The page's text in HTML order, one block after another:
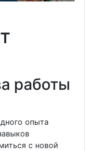
работы
опыта
с новой